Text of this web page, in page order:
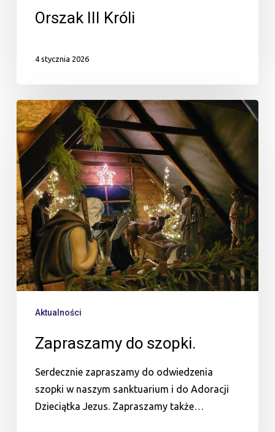
Orszak III Króli
4 stycznia 2026
Zapraszamy
do
szopki.
Aktualności
Zapraszamy do szopki.
Serdecznie zapraszamy do odwiedzenia
szopki w naszym sanktuarium i do Adoracji
Dzieciątka Jezus. Zapraszamy także…